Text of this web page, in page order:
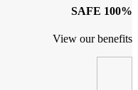
100% SAFE
View our benefits